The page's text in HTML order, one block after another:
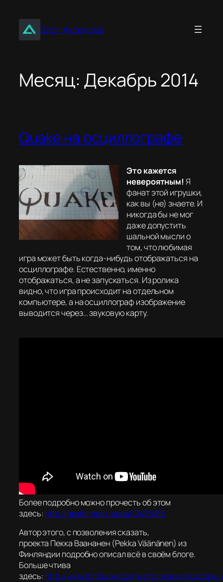
содержимомуБлог Аксенова
Месяц: Декабрь 2014
Quake на осциллографе
Это кажется
невероятным! Я
фанат этой игрушки,
как вы (не) знаете. И
никогда бы не мог
даже допустить
шальной мысли о
том, что любимая
игра может быть когда-нибудь отображаться на
осциллографе. Естественно, именно
отображаться, а не запускаться. Из ролика
видно, что игра происходит на отдельном
компьютере, а на осциллограф изображение
выводится через… звуковую карту.
Более подробно можно прочесть об этом
здесь: http://geektimes.ru/post/243699/
Автор этого, с позволения сказать,
проекта Пекка Ваананен (Pekka Väänänen) из
Финляндии подробно описал всё в своём блоге.
Больше чтива
здесь: http://www.lofibucket.com/articles/